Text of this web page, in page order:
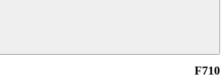
F710